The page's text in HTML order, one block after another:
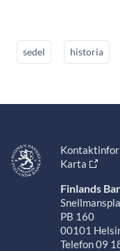
sedel historia
Karta
Finlands
PB 160
00101
Telefon 09